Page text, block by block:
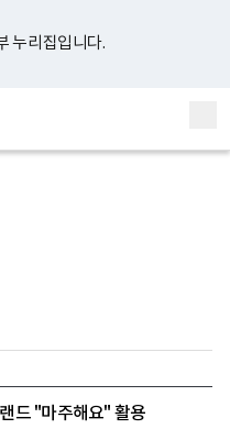
누리집입니다.
검
드 "마주해요" 활용